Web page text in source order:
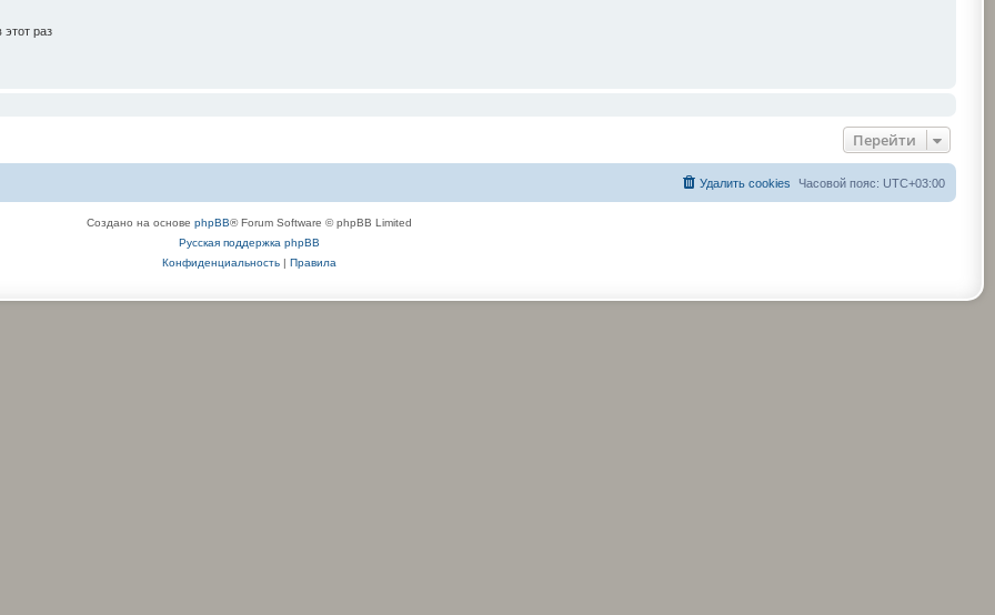
раз
Перейти
Часовой пояс: UTC+03:00
Удалить cookies
Создано на основе phpBB® Forum Software © phpBB Limited
Русская поддержка phpBB
Конфиденциальность| Правила